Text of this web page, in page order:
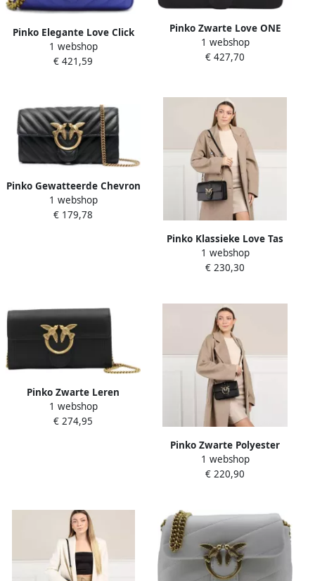
Pinko Elegante Love Click
Mini Crossbody Tas Purple
Dames
1 webshop
€ 421,59
Pinko Zwarte Love ONE
Mini CL Vitello Seta +
Geschilderde Studs Tas
1 webshop
€ 427,70
Pinko Gewatteerde Chevron
Leren Portemonnee met
Love Birds Gesp Black
1 webshop
€ 179,78
Pinko Klassieke Love Tas
met Interne Verdeling en
Gouden Logo Black Dames
1 webshop
€ 230,30
Pinko Zwarte Leren
Portemonnee Liefdesvogels
Detail Black Dames
1 webshop
€ 274,95
Pinko Zwarte Polyester
Vrouwen Vierkante Tas
Black Dames
1 webshop
€ 220,90